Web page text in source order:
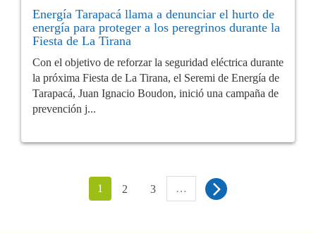
Energía Tarapacá llama a denunciar el hurto de
energía para proteger a los peregrinos durante la
Fiesta de La Tirana
Con el objetivo de reforzar la seguridad eléctrica durante
la próxima Fiesta de La Tirana, el Seremi de Energía de
Tarapacá, Juan Ignacio Boudon, inició una campaña de
prevención j...
1 2 3 …